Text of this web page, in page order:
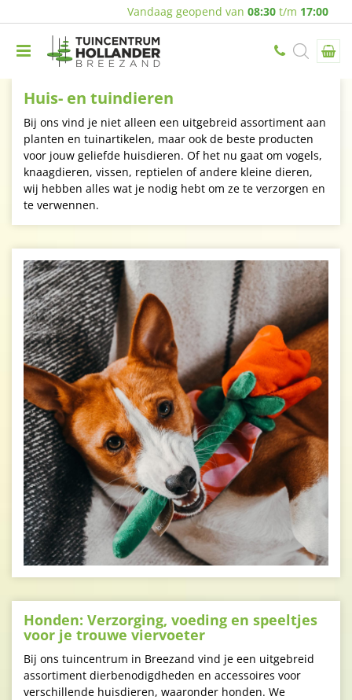
Vandaag geopend van 08:30 t/m 17:00
Huis- en tuindieren
Bij ons vind je niet alleen een uitgebreid assortiment aan
planten en tuinartikelen, maar ook de beste producten
voor jouw geliefde huisdieren. Of het nu gaat om vogels,
knaagdieren, vissen, reptielen of andere kleine dieren,
wij hebben alles wat je nodig hebt om ze te verzorgen en
te verwennen.
Honden: Verzorging, voeding en speeltjes
voor je trouwe viervoeter
Bij ons tuincentrum in Breezand vind je een uitgebreid
assortiment dierbenodigdheden en accessoires voor
verschillende huisdieren, waaronder honden. We